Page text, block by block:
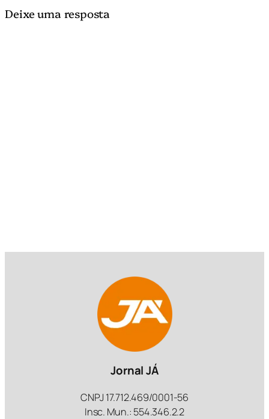
Deixe uma resposta
Jornal JÁ
CNPJ 17.712.469/0001-56
Insc. Mun.: 554.346.2.2